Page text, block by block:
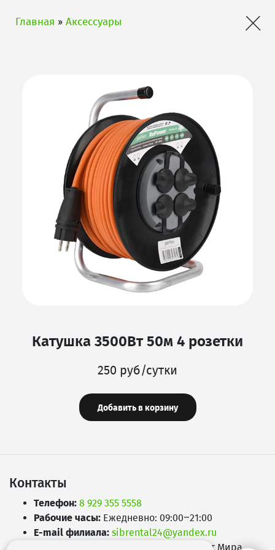
Главная » Аксессуары ×
Катушка 3500Вт 50м 4 розетки
250 руб/сутки
Добавить в корзину
Контакты
Телефон: 8 929 355 5558
Рабочие часы: Ежедневно: 09:00–21:00
E-mail филиала: sibrental24@yandex.ru
Проспект Мира,